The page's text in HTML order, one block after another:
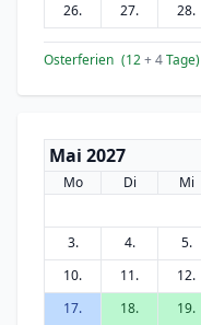
26.
27. 28.
Osterferien (12+ 4Tage)
Mai 2027
Mo Di Mi
3.
4. 5.
10.
11. 12.
17.
18. 19.